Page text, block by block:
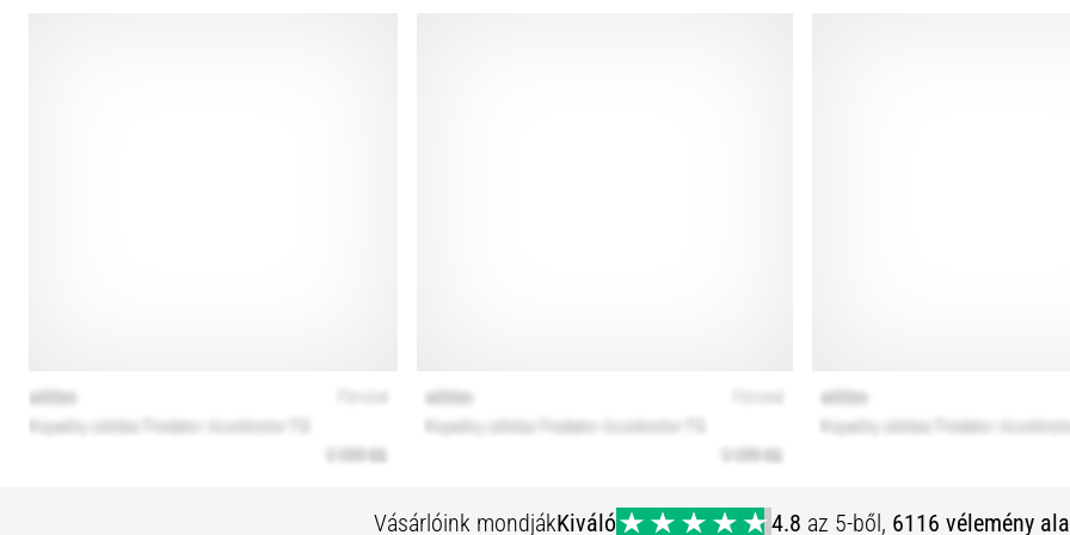
Vásárlóink mondjákKiváló 4.8 az 5-ből, 6116 vélemény